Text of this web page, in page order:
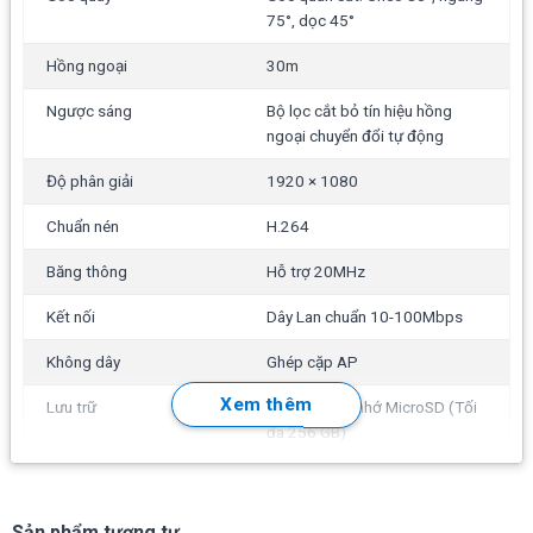
App tải miễnphí trọn đời trên
IOS/Android.
Ezviz C6N phù hợp cho nhu cầu quan sát đơn giản như số
tại: Phòng khách, Phòng học của trẻ,
Theo dõi người cao tuổi, Cửa hàng nhỏ, Phương tiện giao
75°, dọc 45°
Hồng ngoại 30m
Ngược sáng
Bộ lọc cắt bỏ tín hiệu hồng
ngoại chuyển đổi tự động
Độ phân giải 1920 × 1080
Chuẩn nén H.264
Băng thông Hỗ trợ 20MHz
Kết nối Dây Lan chuẩn 10-100Mbps
Không dây Ghép cặp AP
Lưu trữ
Khe cắm thẻ nhớ MicroSD (Tối
đa 256 GB)
kich_thuoc
Xem thêm